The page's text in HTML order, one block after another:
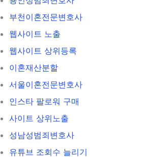
부천이혼전문변호사
웹사이트 노출
웹사이트 상위등록
이혼재산분할
서울이혼전문변호사
인스타 팔로워 구매
사이트 상위노출
성남성범죄변호사
유튜브 조회수 늘리기